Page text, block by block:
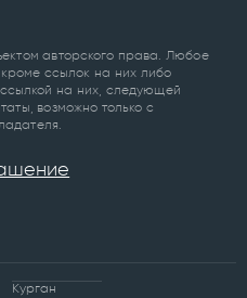
Курган
авторского права. Любое
ссылок на них либо
на них, следующей
возможно только с